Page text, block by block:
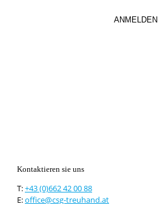
Kontaktieren sie uns
T:+43 (0)662 42 00 88
E:office@csg-treuhand.at